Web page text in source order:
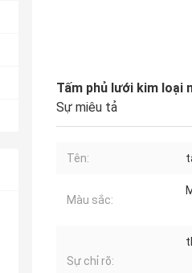
Tấm phủ lưới kim loại
Sự miêu tả
Tên:
Màu sắc:
Sự chỉ rõ: